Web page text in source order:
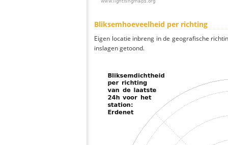
Bliksemhoeveelheid per richting
Eigen locatie inbreng in de geografische
inslagen getoond.